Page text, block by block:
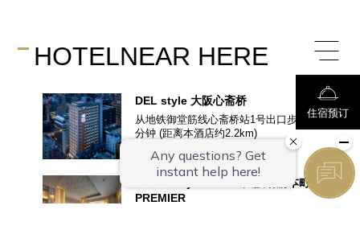
HOTELNEAR HERE
DEL style大阪心斋桥
从地铁御堂筋线心斋桥站1号出口步行3
分钟 (距离本酒店约2.2km)
Daiwa Roynet Hotel
大阪堺筋本町
PREMIER
住宿预订